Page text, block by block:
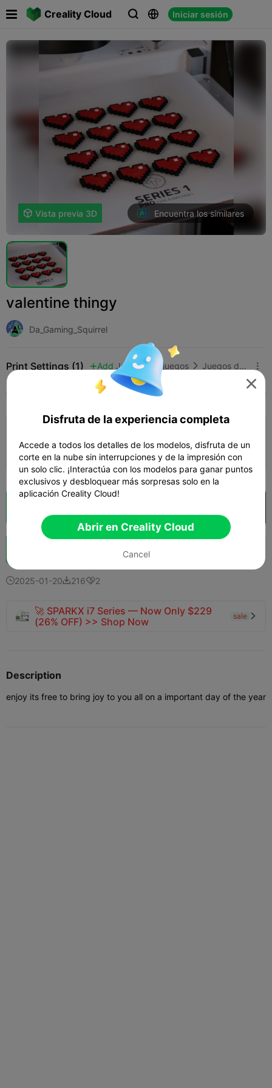
Creality Cloud   Iniciar sesión
 
 Vista previa 3D Encuentra los similares
valentine thingy
Da_Gaming_Squirrel
Print Settings (1)  Add Juguetes y juegos  Juegos de mesa y de cartas 
K2 Plus K2 Pro
 04m 52s  1 plates  0.57g
2025-01-202162
🚀 SPARKX i7 Series — Now Only $229
(26% OFF) >> Shop Now
sale 
Description
enjoy its free to bring joy to you all on a important day of the year

Disfruta de la experiencia completa
Accede a todos los detalles de los modelos, disfruta de un
corte en la nube sin interrupciones y de la impresión con
un solo clic. ¡Interactúa con los modelos para ganar puntos
exclusivos y desbloquear más sorpresas solo en la
aplicación Creality Cloud!
Abrir en Creality Cloud
Cancel